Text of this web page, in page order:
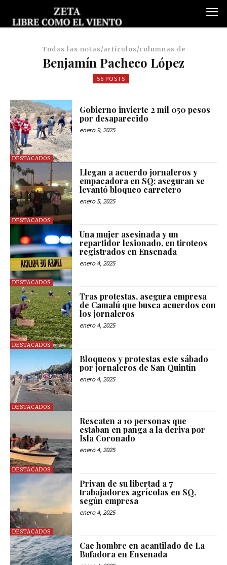
Todas las notas/artículos/columnas de
Benjamín Pacheco López
56 POSTS
DESTACADOS
Gobierno invierte 2 mil 050 pesos
por desaparecido
enero 9, 2025
DESTACADOS
Llegan a acuerdo jornaleros y
empacadora en SQ; aseguran se
levantó bloqueo carretero
enero 5, 2025
DESTACADOS
Una mujer asesinada y un
repartidor lesionado, en tiroteos
registrados en Ensenada
enero 4, 2025
DESTACADOS
Tras protestas, asegura empresa
de Camalú que busca acuerdos con
los jornaleros
enero 4, 2025
DESTACADOS
Bloqueos y protestas este sábado
por jornaleros de San Quintín
enero 4, 2025
DESTACADOS
Rescaten a 10 personas que
estaban en panga a la deriva por
Isla Coronado
enero 4, 2025
DESTACADOS
Privan de su libertad a 7
trabajadores agrícolas en SQ,
según empresa
enero 4, 2025
Cae hombre en acantilado de La
Bufadora en Ensenada